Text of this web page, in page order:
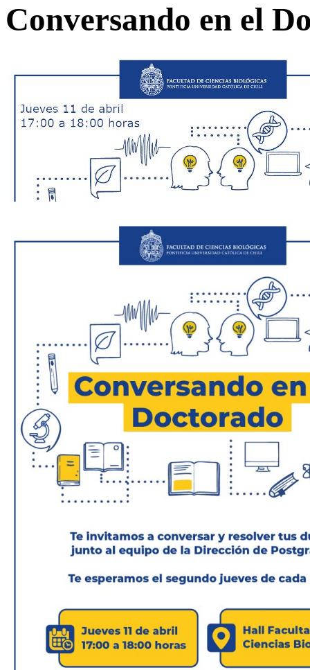
Conversando en el